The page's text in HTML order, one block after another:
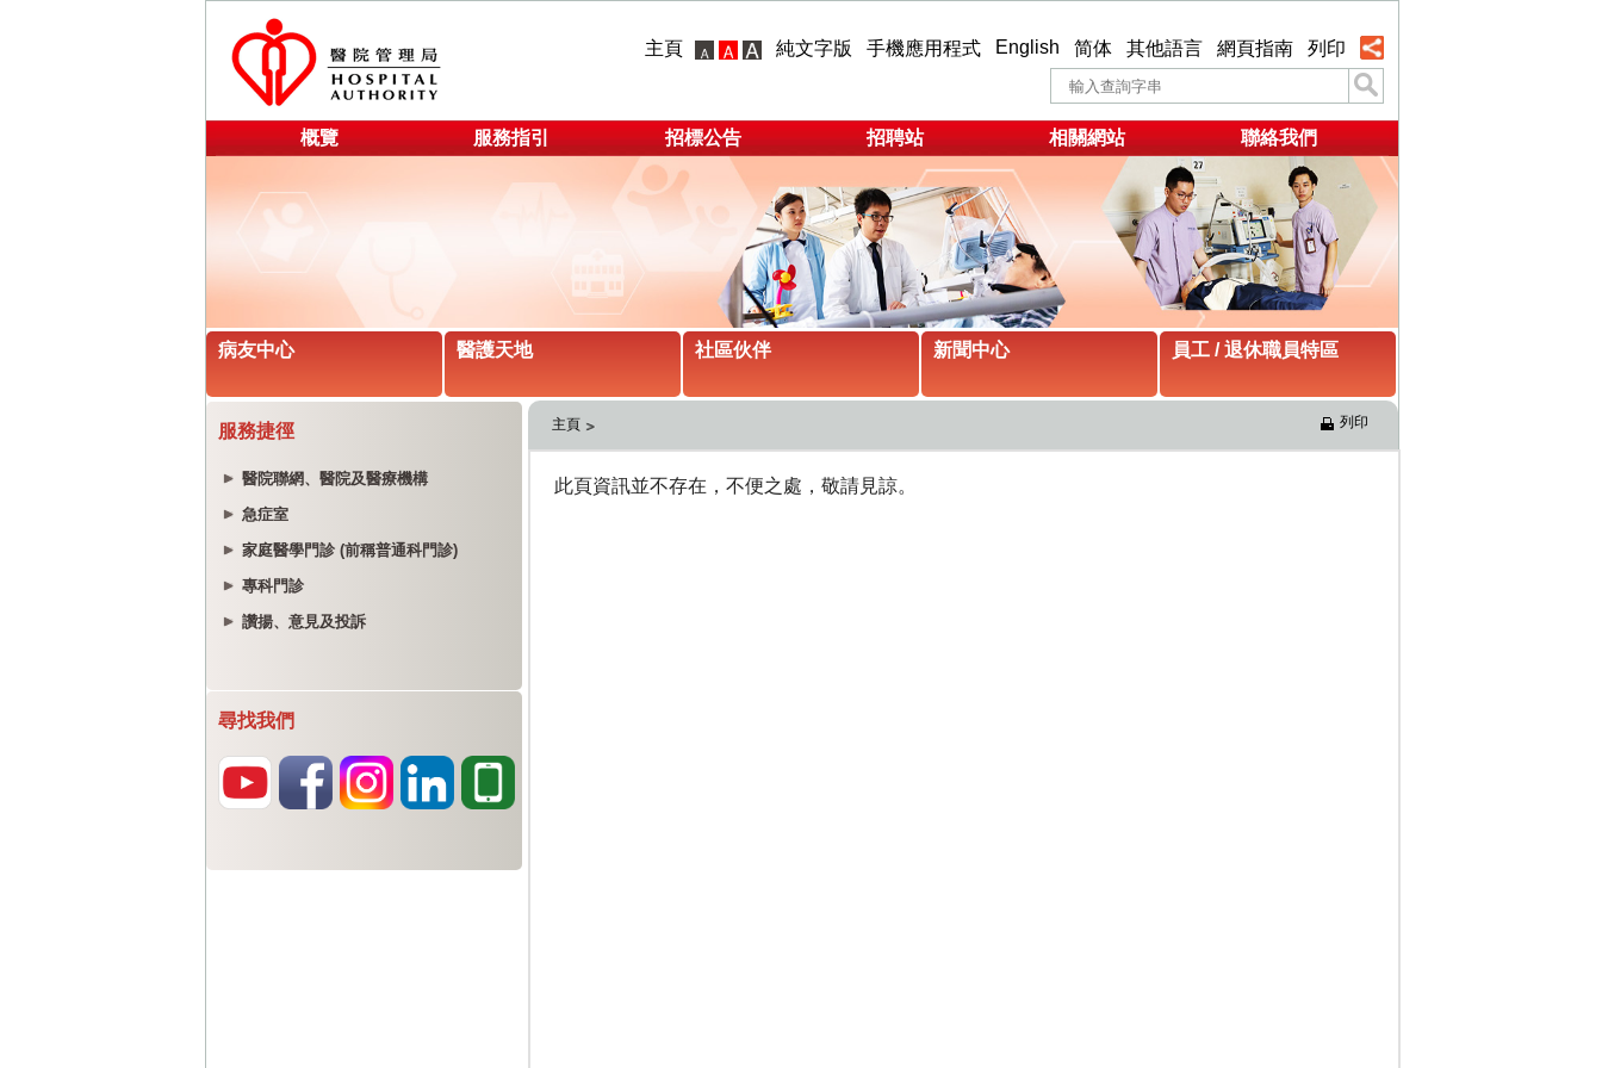
主頁 純文字版 手機應用程式 English 简体 其他語言 網頁指南 列印
概覽 服務指引 招標公告 招聘站 相關網站 聯絡我們
病友中心 醫護天地 社區伙伴 新聞中心 員工 / 退休職員特區
服務捷徑
醫院聯網、醫院及醫療機構
急症室
家庭醫學門診 (前稱普通科門診)
專科門診
讚揚、意見及投訴
尋找我們
主頁 列印